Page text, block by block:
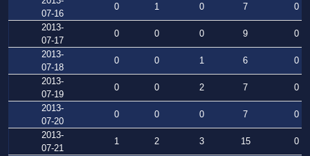
07-16
0 1 0 7
0
2013-
07-17
0 0 0 9
0
2013-
07-18
0 0 1 6
0
2013-
07-19
0 0 2 7
0
2013-
07-20
0 0 0 7
0
2013-
07-21
1 2 3 15
0